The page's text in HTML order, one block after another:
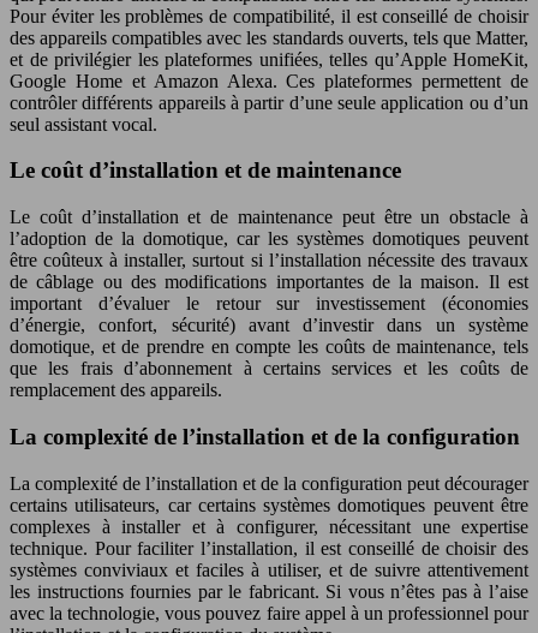
Pour éviter les problèmes de compatibilité, il est conseillé de choisir
des appareils compatibles avec les standards ouverts, tels que Matter,
et de privilégier les plateformes unifiées, telles qu’Apple HomeKit,
Google Home et Amazon Alexa. Ces plateformes permettent de
contrôler différents appareils à partir d’une seule application ou d’un
seul assistant vocal.
Le coût d’installation et de maintenance
Le coût d’installation et de maintenance peut être un obstacle à
l’adoption de la domotique, car les systèmes domotiques peuvent
être coûteux à installer, surtout si l’installation nécessite des travaux
de câblage ou des modifications importantes de la maison. Il est
important d’évaluer le retour sur investissement (économies
d’énergie, confort, sécurité) avant d’investir dans un système
domotique, et de prendre en compte les coûts de maintenance, tels
que les frais d’abonnement à certains services et les coûts de
remplacement des appareils.
La complexité de l’installation et de la configuration
La complexité de l’installation et de la configuration peut décourager
certains utilisateurs, car certains systèmes domotiques peuvent être
complexes à installer et à configurer, nécessitant une expertise
technique. Pour faciliter l’installation, il est conseillé de choisir des
systèmes conviviaux et faciles à utiliser, et de suivre attentivement
les instructions fournies par le fabricant. Si vous n’êtes pas à l’aise
avec la technologie, vous pouvez faire appel à un professionnel pour